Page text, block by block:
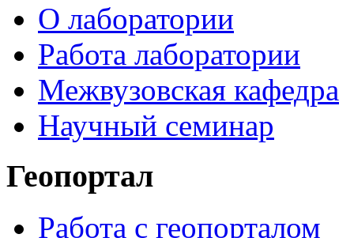
О лаборатории
Работа лаборатории
Межвузовская кафедра
Научный семинар
Геопортал
Работа с геопорталом